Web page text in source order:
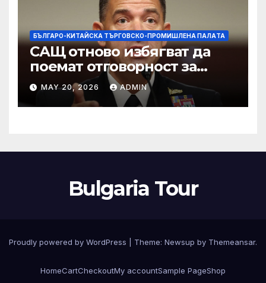
БЪЛГАРО-КИТАЙСКА ТЪРГОВСКО-ПРОМИШЛЕНА ПАЛAТА
САЩ отново избягват да
поемат отговорност за
нападението в училище в
Иран, при което загинаха
155 души
MAY 20, 2026 ADMIN
Bulgaria Tour
Proudly powered by WordPress Theme: Newsup by Themeansar.
HomeCartCheckoutMy accountSample PageShop